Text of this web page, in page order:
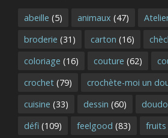
abeille (5) animaux (47)
broderie (31) carton (16)
coloriage (16) couture (62)
crochet (79) crochète-moi un
cuisine (33) dessin (60)
défi (109) feelgood (83) fruits